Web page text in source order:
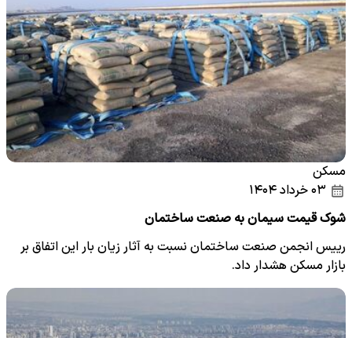
مسکن
شوک قیمت سیمان به صنعت ساختمان
رییس انجمن صنعت ساختمان نسبت به آثار زیان بار این اتفاق بر
بازار مسکن هشدار داد.